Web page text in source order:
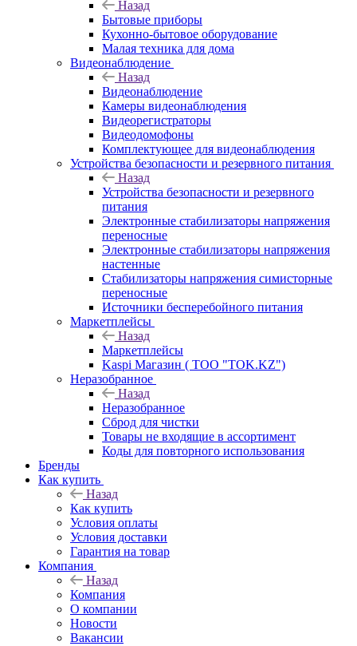
Назад
Бытовые приборы
Кухонно-бытовое оборудование
Малая техника для дома
Видеонаблюдение
Назад
Видеонаблюдение
Камеры видеонаблюдения
Видеорегистраторы
Видеодомофоны
Комплектующее для видеонаблюдения
Устройства безопасности и резервного питания
Назад
Устройства безопасности и резервного
питания
Электронные стабилизаторы напряжения
переносные
Электронные стабилизаторы напряжения
настенные
Стабилизаторы напряжения симисторные
переносные
Источники бесперебойного питания
Маркетплейсы
Назад
Маркетплейсы
Kaspi Магазин ( ТОО "TOK.KZ")
Неразобранное
Назад
Неразобранное
Сброд для чистки
Товары не входящие в ассортимент
Коды для повторного использования
Бренды
Как купить
Назад
Как купить
Условия оплаты
Условия доставки
Гарантия на товар
Компания
Назад
Компания
О компании
Новости
Вакансии